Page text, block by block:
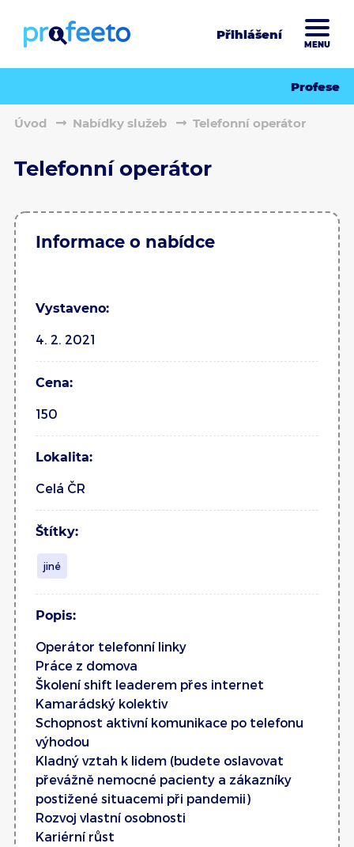
Přihlášení
MENU
Profese
Úvod Nabídky služeb Telefonní operátor
Telefonní operátor
Informace o nabídce
Vystaveno:
4. 2. 2021
Cena:
150
Lokalita:
Celá ČR
Štítky:
jiné
Popis:
Operátor telefonní linky
Práce z domova
Školení shift leaderem přes internet
Kamarádský kolektiv
Schopnost aktivní komunikace po telefonu
výhodou
Kladný vztah k lidem (budete oslavovat
převážně nemocné pacienty a zákazníky
postižené situacemi při pandemii)
Rozvoj vlastní osobnosti
Kariérní růst